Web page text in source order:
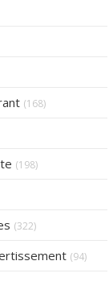
(168)Articles Count
Count
(198)Articles Count
(322)Articles Count
(94)
Count